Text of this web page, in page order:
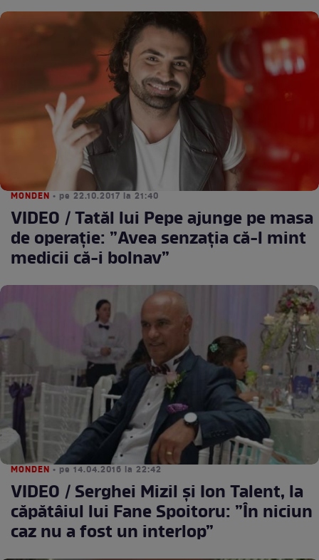
MONDEN • pe 22.10.2017 la 21:40
VIDEO / Tatăl lui Pepe ajunge pe masa
de operație: ”Avea senzația că-l mint
medicii că-i bolnav”
MONDEN • pe 14.04.2016 la 22:42
VIDEO / Serghei Mizil și Ion Talent, la
căpătâiul lui Fane Spoitoru: ”În niciun
caz nu a fost un interlop”